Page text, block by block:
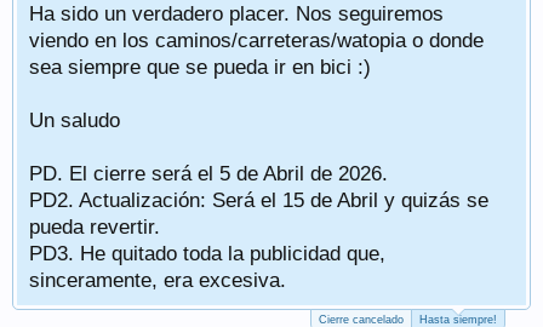
Ha sido un verdadero placer. Nos seguiremos
viendo en los caminos/carreteras/watopia o donde
sea siempre que se pueda ir en bici :)
Un saludo
PD. El cierre será el 5 de Abril de 2026.
PD2. Actualización: Será el 15 de Abril y quizás se
pueda revertir.
PD3. He quitado toda la publicidad que,
sinceramente, era excesiva.
Cierre cancelado Hasta siempre!